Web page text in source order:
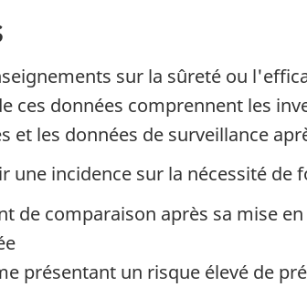
sur la sûreté ou
ces données comprennent les
les données de surveillance
une incidence sur la nécessité de
de comparaison après sa mise
présentant un risque élevé de